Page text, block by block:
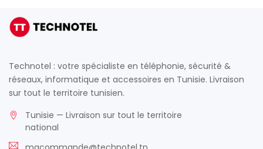
Technotel : votre spécialiste en téléphonie, sécurité &
réseaux, informatique et accessoires en Tunisie. Livraison
sur tout le territoire tunisien.
Tunisie — Livraison sur tout le territoire
national